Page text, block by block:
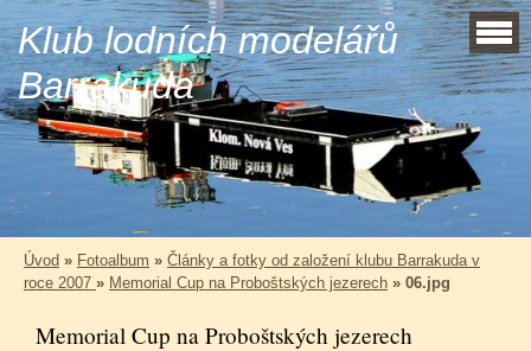
Klub lodních modelářů
Barrakuda
Úvod » Fotoalbum » Články a fotky od založení klubu Barrakuda v
roce 2007 » Memorial Cup na Proboštských jezerech » 06.jpg
Memorial Cup na Proboštských jezerech